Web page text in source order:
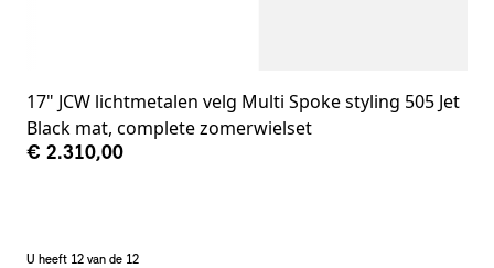
17" JCW lichtmetalen velg Multi Spoke styling 505 Jet
Black mat, complete zomerwielset
€ 2.310,00
U heeft 12 van de 12